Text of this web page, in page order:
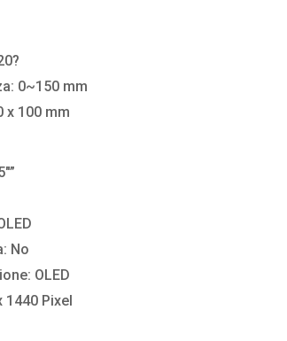
0~150 mm
x 100 mm
No
OLED
Pixel